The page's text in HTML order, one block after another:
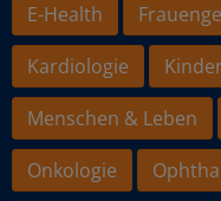
E-Health
Kardiologie
Menschen & Leben
Onkologie